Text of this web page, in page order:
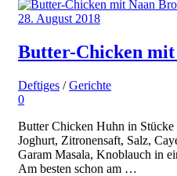
28. August 2018
Butter-Chicken
Deftiges /Gerichte
0
Butter Chicken Huhn in Stücke
Joghurt, Zitronensaft, Salz,
Garam Masala, Knoblauch in
Am besten schon am …